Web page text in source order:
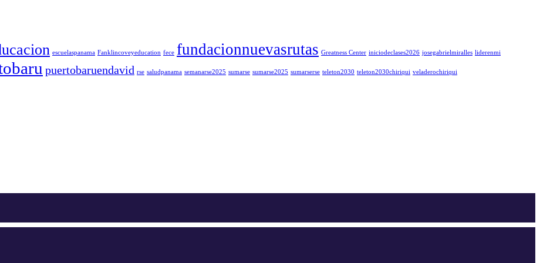
escuelaspanama Fanklincoveyeducation fece fundacionnuevasrutas Greatness Center iniciodeclases2026 josegabrielmiralles liderenmi
puertobaruendavid rse saludpanama semanarse2025 sumarse sumarse2025 sumarserse teleton2030 teleton2030chiriqui veladerochiriqui